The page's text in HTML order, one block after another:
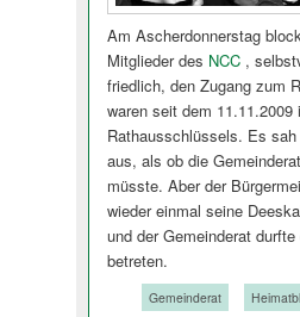
Am Ascherdonnerstag
Mitglieder des NCC,
friedlich, den Zugang zum
waren seit dem
Rathausschlüssels. Es
aus, als ob die
müsste. Aber der
wieder einmal seine
und der Gemeinderat
betreten.
Gemeinderat